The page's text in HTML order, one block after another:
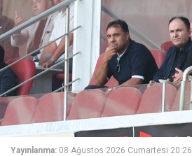
Yayınlanma: 08 Ağustos 2026 Cumartesi 20:26